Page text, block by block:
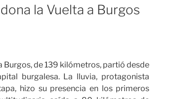
la Vuelta a Burgos
Burgos, de 139 kilómetros, partió desde
burgalesa. La lluvia, protagonista
hizo su presencia en los primeros